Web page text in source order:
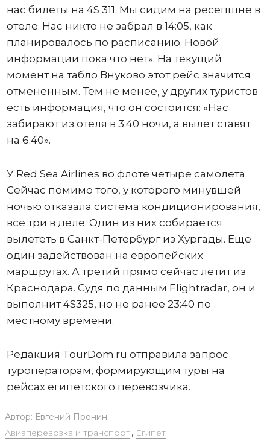
нас билеты на 4S 311. Мы сидим на ресепшне в
отеле. Нас никто не забрал в 14:05, как
планировалось по расписанию. Новой
информации пока что нет». На текущий
момент на табло Внуково этот рейс значится
отмененным. Тем не менее, у других туристов
есть информация, что он состоится: «Нас
забирают из отеля в 3:40 ночи, а вылет ставят
на 6:40».
У Red Sea Airlines во флоте четыре самолета.
Сейчас помимо того, у которого минувшей
ночью отказала система кондиционирования,
все три в деле. Один из них собирается
вылететь в Санкт-Петербург из Хургады. Еще
один задействован на европейских
маршрутах. А третий прямо сейчас летит из
Краснодара. Судя по данным Flightradar, он и
выполнит 4S325, но не ранее 23:40 по
местному времени.
Редакция TourDom.ru отправила запрос
туроператорам, формирующим туры на
рейсах египетского перевозчика.
Автор: Евгений Пронин
Авиаперевозка и транспорт, Египет